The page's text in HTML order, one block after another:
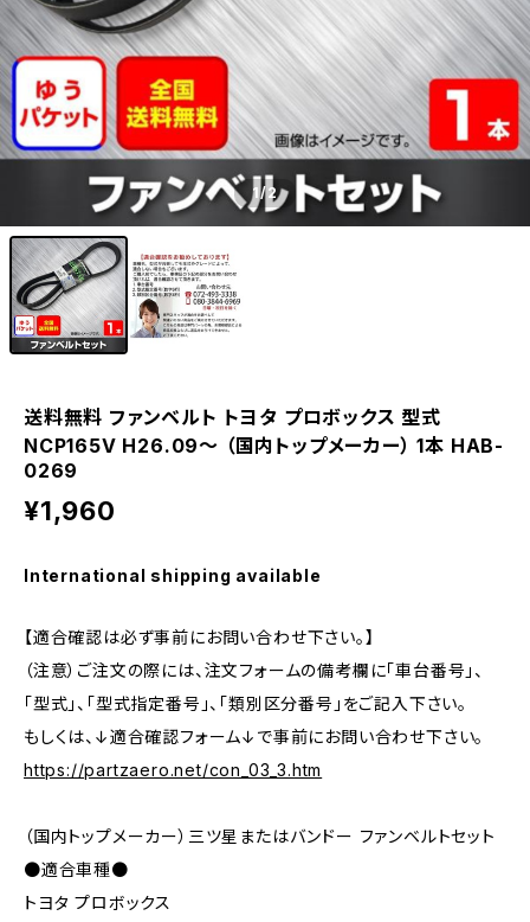
1/2
送料無料 ファンベルト トヨタ プロボックス 型式
NCP165V H26.09～ （国内トップメーカー） 1本 HAB-
0269
¥1,960
International shipping available
【適合確認は必ず事前にお問い合わせ下さい。】
（注意）ご注文の際には、注文フォームの備考欄に「車台番号」、
「型式」、「型式指定番号」、「類別区分番号」をご記入下さい。
もしくは、↓適合確認フォーム↓で事前にお問い合わせ下さい。
https://partzaero.net/con_03_3.htm
（国内トップメーカー）三ツ星またはバンドー ファンベルトセット
●適合車種●
トヨタ プロボックス